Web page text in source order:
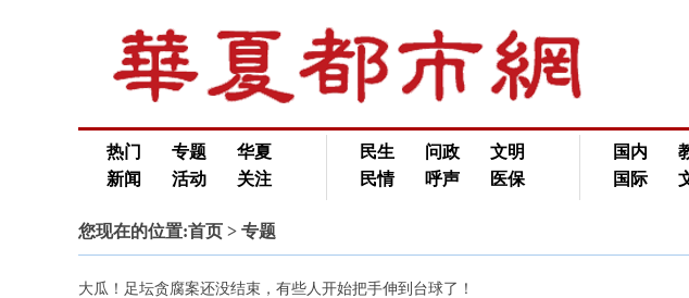
热门 专题
华夏
新闻
活动 关注
民生 问政
文明
民情
呼声 医保
国内
国际
您现在的位置:首页 > 专题
大瓜！足坛贪腐案还没结束，有些人开始把手伸到台球了！